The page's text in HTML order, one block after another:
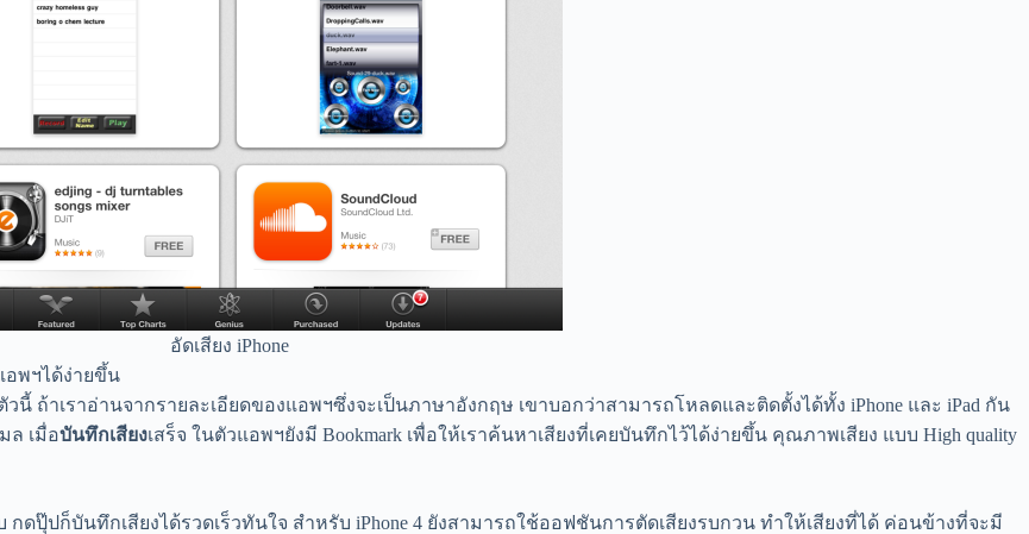
อัดเสียง iPhone
อพฯได้ง่ายขึ้น
นี้ ถ้าเราอ่านจากรายละเอียดของแอพฯซึ่งจะเป็นภาษาอังกฤษ เขาบอกว่าสามารถโหลดและติดตั้งได้ทั้ง iPhone และ iPad กัน
ล เมื่อบันทึกเสียงเสร็จ ในตัวแอพฯยังมี Bookmark เพื่อให้เราค้นหาเสียงที่เคยบันทึกไว้ได้ง่ายขึ้น คุณภาพเสียง แบบ High quality
ดปุ๊ปก็บันทึกเสียงได้รวดเร็วทันใจ สำหรับ iPhone 4 ยังสามารถใช้ออฟชันการตัดเสียงรบกวน ทำให้เสียงที่ได้ ค่อนข้างที่จะมี